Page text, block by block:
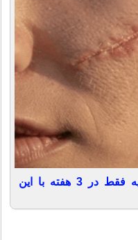
کاهش چشمگیر جای زخم و بخیه فقط در 3 هفته با این